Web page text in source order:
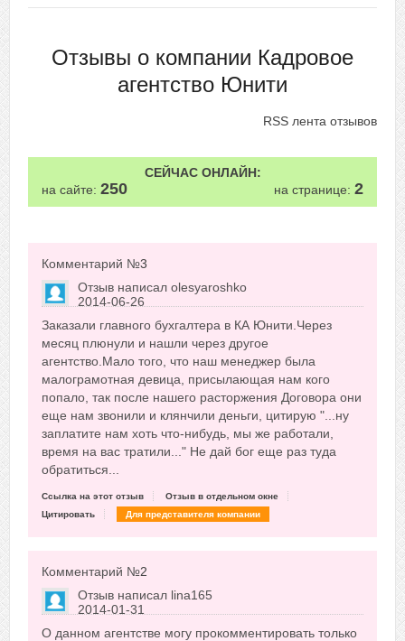
Отзывы о компании Кадровое
агентство Юнити
RSS лента отзывов
СЕЙЧАС ОНЛАЙН:
на сайте: 250 на странице: 2
Комментарий №3
Отзыв написал olesyaroshko
2014-06-26
+2
Сказать друзьям об отзыве
Заказали главного бухгалтера в КА Юнити.Через
месяц плюнули и нашли через другое
агентство.Мало того, что наш менеджер была
малограмотная девица, присылающая нам кого
попало, так после нашего расторжения Договора они
еще нам звонили и клянчили деньги, цитирую "...ну
заплатите нам хоть что-нибудь, мы же работали,
время на вас тратили..." Не дай бог еще раз туда
обратиться...
Ссылка на этот отзыв
Отзыв в отдельном окне
Цитировать
Для представителя компании
Комментарий №2
Отзыв написал lina165
2014-01-31
Сказать друзьям об отзыве
О данном агентстве могу прокомментировать только